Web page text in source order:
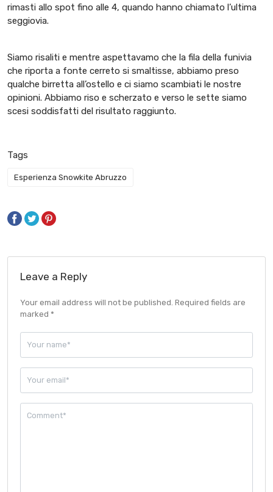
rimasti allo spot fino alle 4, quando hanno chiamato l’ultima
seggiovia.
Siamo risaliti e mentre aspettavamo che la fila della funivia
che riporta a fonte cerreto si smaltisse, abbiamo preso
qualche birretta all’ostello e ci siamo scambiati le nostre
opinioni. Abbiamo riso e scherzato e verso le sette siamo
scesi soddisfatti del risultato raggiunto.
Tags
Esperienza Snowkite Abruzzo
Leave a Reply
Your email address will not be published. Required fields are
marked *